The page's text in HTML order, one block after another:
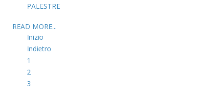
PALESTRE
READ MORE...
Inizio
Indietro
1
2
3